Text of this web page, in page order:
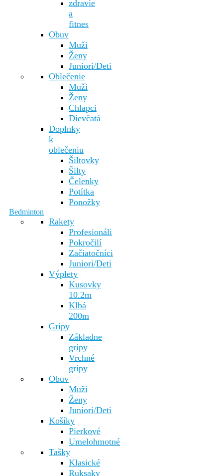
zdravie
a
fitnes
Obuv
Muži
Ženy
Juniori/Deti
Oblečenie
Muži
Ženy
Chlapci
Dievčatá
Doplnky
k
oblečeniu
Šiltovky
Šilty
Čelenky
Potítka
Ponožky
Bedminton
Rakety
Profesionáli
Pokročilí
Začiatočníci
Juniori/Deti
Výplety
Kusovky
10.2m
Klbá
200m
Gripy
Základne
gripy
Vrchné
gripy
Obuv
Muži
Ženy
Juniori/Deti
Košíky
Pierkové
Umelohmotné
Tašky
Klasické
Ruksaky